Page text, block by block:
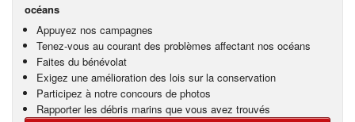
océans
Appuyez nos campagnes
Tenez-vous au courant des problèmes affectant nos océans
Faites du bénévolat
Exigez une amélioration des lois sur la conservation
Participez à notre concours de photos
Rapporter les débris marins que vous avez trouvés